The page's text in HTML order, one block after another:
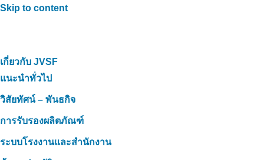
Skip to content
เกี่ยวกับ JVSF
แนะนำทั่วไป
วิสัยทัศน์ – พันธกิจ
การรับรองผลิตภัณฑ์
ระบบโรงงานและสำนักงาน